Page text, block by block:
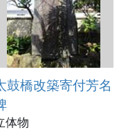
鼓橋改築寄付芳名
体物